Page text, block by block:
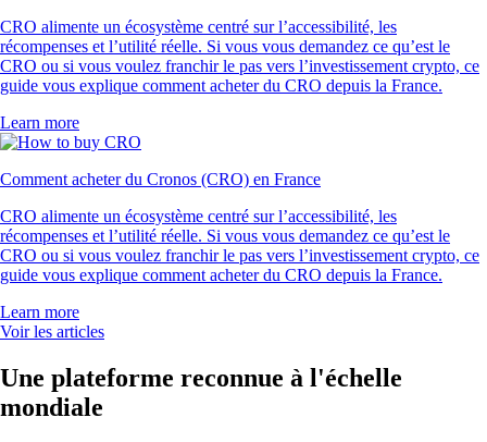
CRO alimente un écosystème centré sur l’accessibilité, les
récompenses et l’utilité réelle. Si vous vous demandez ce qu’est le
CRO ou si vous voulez franchir le pas vers l’investissement crypto, ce
guide vous explique comment acheter du CRO depuis la France.
Learn more
Comment acheter du Cronos (CRO) en France
CRO alimente un écosystème centré sur l’accessibilité, les
récompenses et l’utilité réelle. Si vous vous demandez ce qu’est le
CRO ou si vous voulez franchir le pas vers l’investissement crypto, ce
guide vous explique comment acheter du CRO depuis la France.
Learn more
Voir les articles
Une plateforme reconnue à l'échelle
mondiale